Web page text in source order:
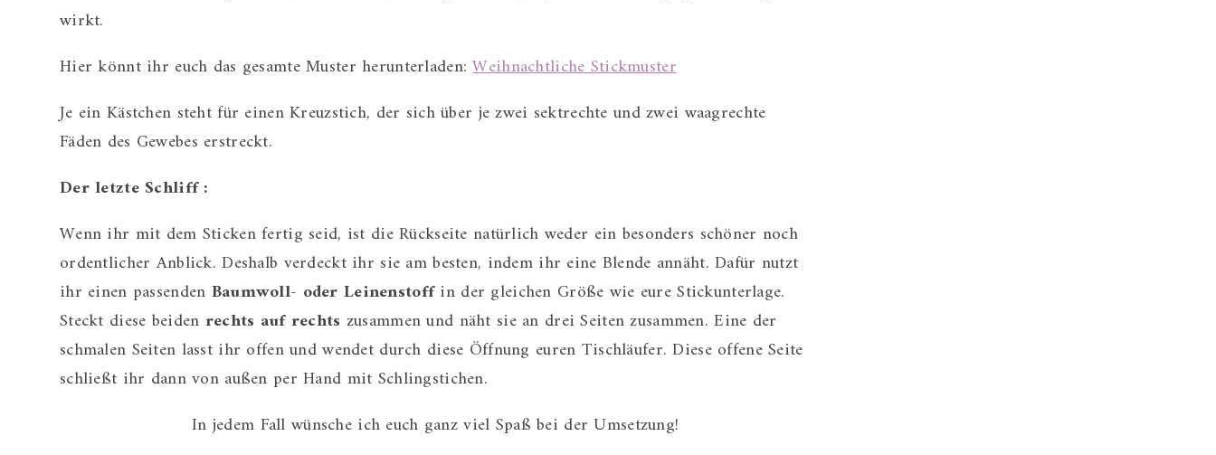
wirkt.
Hier könnt ihr euch das gesamte Muster herunterladen:Weihnachtliche Stickmuster
Je ein Kästchen steht für einen Kreuzstich, der sich über je zwei sektrechte und zwei waagrechte
Fäden des Gewebes erstreckt.
Der letzte Schliff :
Wenn ihr mit dem Sticken fertig seid, ist die Rückseite natürlich weder ein besonders schöner noch
ordentlicher Anblick. Deshalb verdeckt ihr sie am besten, indem ihr eine Blende annäht. Dafür nutzt
ihr einen passenden Baumwoll- oder Leinenstoffin der gleichen Größe wie eure Stickunterlage.
Steckt diese beiden rechts auf rechts zusammen und näht sie an drei Seiten zusammen. Eine der
schmalen Seiten lasst ihr offen und wendet durch diese Öffnung euren Tischläufer. Diese offene Seite
schließt ihr dann von außen per Hand mit Schlingstichen.
In jedem Fall wünsche ich euch ganz viel Spaß bei der Umsetzung!